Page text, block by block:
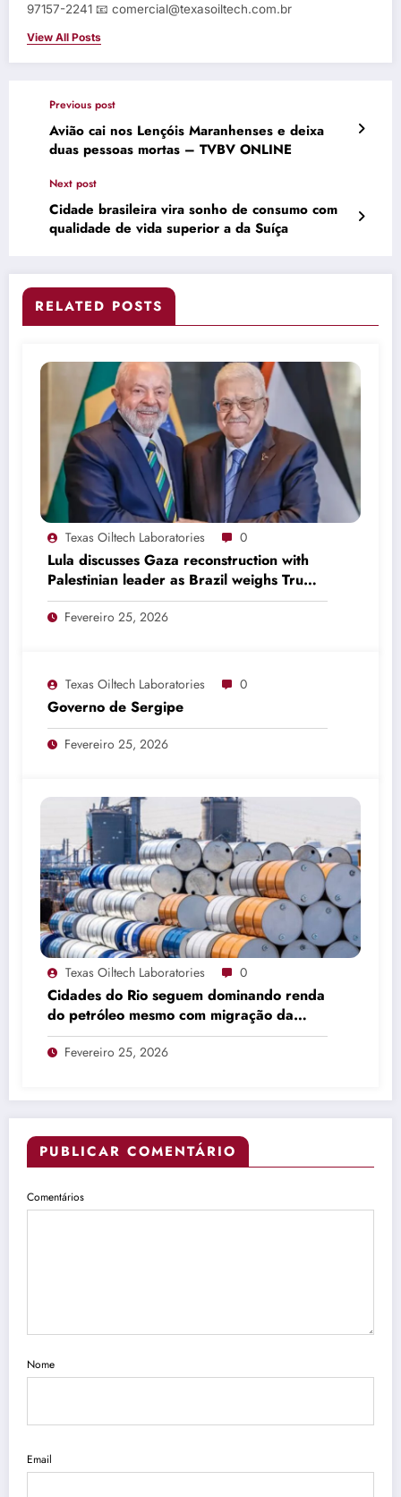
97157-2241 📧 comercial@texasoiltech.com.br
View All Posts
Previous post
Avião cai nos Lençóis Maranhenses e deixa
duas pessoas mortas – TVBV ONLINE
Next post
Cidade brasileira vira sonho de consumo com
qualidade de vida superior a da Suíça
RELATED POSTS
Texas Oiltech Laboratories 0
Lula discusses Gaza reconstruction with
Palestinian leader as Brazil weighs Trump
invitation
Fevereiro 25, 2026
Texas Oiltech Laboratories 0
Governo de Sergipe
Fevereiro 25, 2026
Texas Oiltech Laboratories 0
Cidades do Rio seguem dominando renda
do petróleo mesmo com migração da
produção
Fevereiro 25, 2026
PUBLICAR COMENTÁRIO
Comentários
Nome
Email